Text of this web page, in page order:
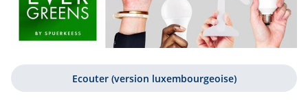
Ecouter (version luxembourgeoise)